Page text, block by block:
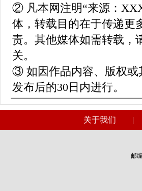
② 凡本网注明“来源：
体，转载目的在于传递更
责。其他媒体如需转载，
关。
③ 如因作品内容、版权或
发布后的30日内进行。
关于我们
邮